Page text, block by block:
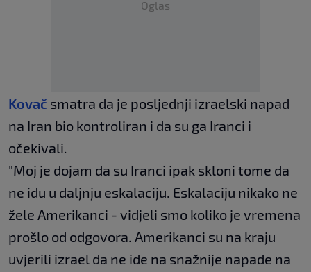
Oglas
Kovač smatra da je posljednji izraelski napad
na Iran bio kontroliran i da su ga Iranci i
očekivali.
"Moj je dojam da su Iranci ipak skloni tome da
ne idu u daljnju eskalaciju. Eskalaciju nikako ne
žele Amerikanci - vidjeli smo koliko je vremena
prošlo od odgovora. Amerikanci su na kraju
uvjerili izrael da ne ide na snažnije napade na